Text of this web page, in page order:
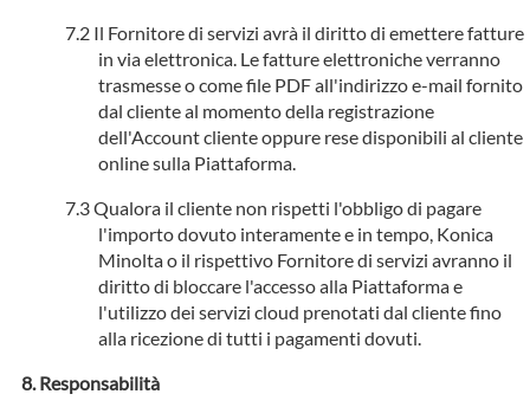
Il Fornitore di servizi avrà il diritto di emettere fatture
in via elettronica. Le fatture elettroniche verranno
trasmesse o come file PDF all'indirizzo e-mail fornito
dal cliente al momento della registrazione
dell'Account cliente oppure rese disponibili al cliente
online sulla Piattaforma.
Qualora il cliente non rispetti l'obbligo di pagare
l'importo dovuto interamente e in tempo, Konica
Minolta o il rispettivo Fornitore di servizi avranno il
diritto di bloccare l'accesso alla Piattaforma e
l'utilizzo dei servizi cloud prenotati dal cliente fino
alla ricezione di tutti i pagamenti dovuti.
Responsabilità